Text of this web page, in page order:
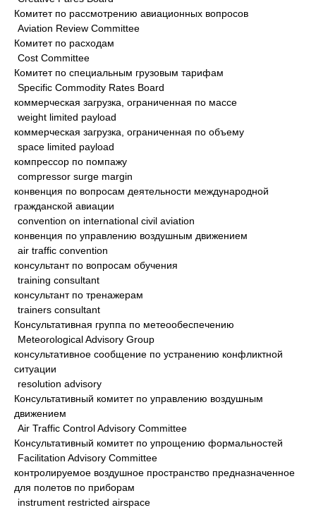
Комитет по рассмотрению авиационных вопросов
Aviation Review Committee
Комитет по расходам
Cost Committee
Комитет по специальным грузовым тарифам
Specific Commodity Rates Board
коммерческая загрузка, ограниченная по массе
weight limited payload
коммерческая загрузка, ограниченная по объему
space limited payload
компрессор по помпажу
compressor surge margin
конвенция по вопросам деятельности международной
гражданской авиации
convention on international civil aviation
конвенция по управлению воздушным движением
air traffic convention
консультант по вопросам обучения
training consultant
консультант по тренажерам
trainers consultant
Консультативная группа по метеообеспечению
Meteorological Advisory Group
консультативное сообщение по устранению конфликтной
ситуации
resolution advisory
Консультативный комитет по управлению воздушным
движением
Air Traffic Control Advisory Committee
Консультативный комитет по упрощению формальностей
Facilitation Advisory Committee
контролируемое воздушное пространство предназначенное
для полетов по приборам
instrument restricted airspace